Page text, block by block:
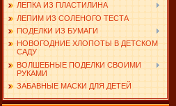
ЛЕПКА ИЗ ПЛАСТИЛИНА
ЛЕПИМ ИЗ СОЛЕНОГО ТЕСТА
ПОДЕЛКИ ИЗ БУМАГИ
НОВОГОДНИЕ ХЛОПОТЫ В ДЕТСКОМ
САДУ
ВОЛШЕБНЫЕ ПОДЕЛКИ СВОИМИ
РУКАМИ
ЗАБАВНЫЕ МАСКИ ДЛЯ ДЕТЕЙ